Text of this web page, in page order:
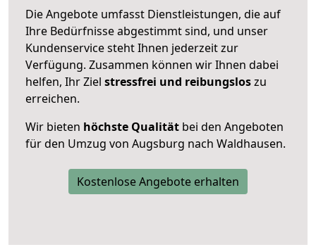
Die Angebote umfasst Dienstleistungen, die auf
Ihre Bedürfnisse abgestimmt sind, und unser
Kundenservice steht Ihnen jederzeit zur
Verfügung. Zusammen können wir Ihnen dabei
helfen, Ihr Ziel stressfrei und reibungsloszu
erreichen.
Wir bieten höchste Qualität bei den Angeboten
für den Umzug von Augsburg nach Waldhausen.
Kostenlose Angebote erhalten